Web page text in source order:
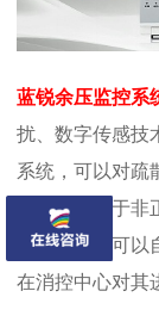
蓝锐余压监控系
扰、数字传感技
系统，可以对疏
巡检，对处于
时，该系统可
在消控中心对其